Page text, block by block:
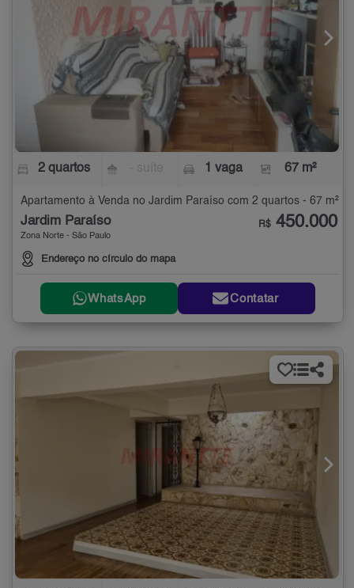
2 quartos 1 vaga 67 m²
Apartamento à Venda no Jardim Paraíso com 2 quartos - 67 m²
Jardim Paraíso
Zona Norte - São Paulo
Endereço no círculo do mapa
R$ 450.000
WhatsApp Contatar